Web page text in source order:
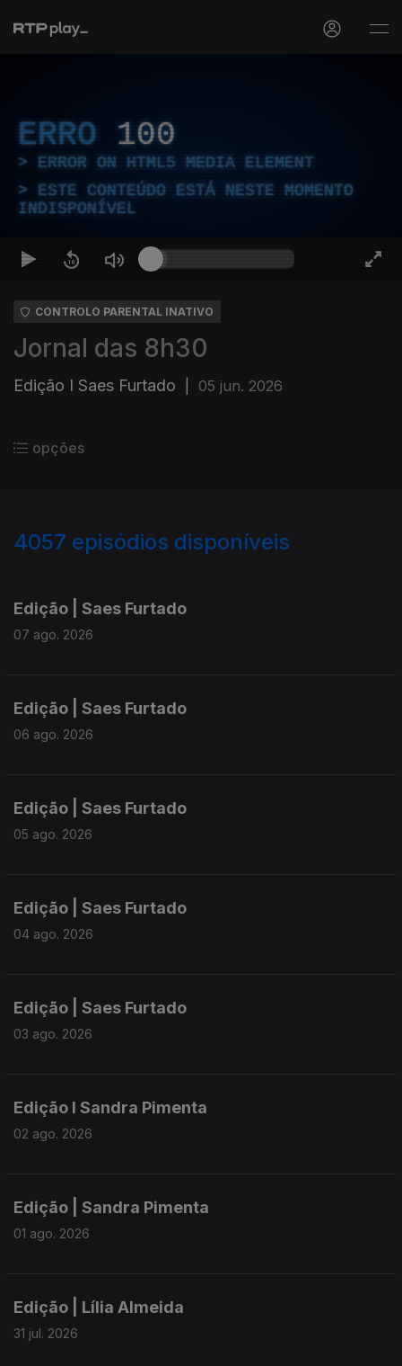
ERRO 100
ERROR ON HTML5 MEDIA ELEMENT
ESTE CONTEÚDO ESTÁ NESTE MOMENTO
INDISPONÍVEL
CONTROLO PARENTAL INATIVO
Jornal das 8h30
Edição I Saes Furtado 05 jun. 2026
opções
4057 episódios disponíveis
Edição | Saes Furtado
07 ago. 2026
Edição | Saes Furtado
06 ago. 2026
Edição | Saes Furtado
05 ago. 2026
Edição | Saes Furtado
04 ago. 2026
Edição | Saes Furtado
03 ago. 2026
Edição I Sandra Pimenta
02 ago. 2026
Edição | Sandra Pimenta
01 ago. 2026
Edição | Lília Almeida
31 jul. 2026